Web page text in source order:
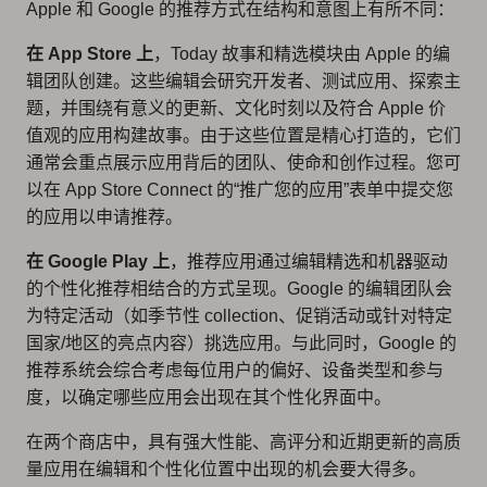
Apple 和 Google 的推荐方式在结构和意图上有所不同：
在 App Store 上 ，Today 故事和精选模块由 Apple 的编
辑团队创建。这些编辑会研究开发者、测试应用、探索主
题，并围绕有意义的更新、文化时刻以及符合 Apple 价
值观的应用构建故事。由于这些位置是精心打造的，它们
通常会重点展示应用背后的团队、使命和创作过程。您可
以在 App Store Connect 的“推广您的应用”表单中提交您
的应用以申请推荐。
在 Google Play 上 ，推荐应用通过编辑精选和机器驱动
的个性化推荐相结合的方式呈现。Google 的编辑团队会
为特定活动（如季节性 collection、促销活动或针对特定
国家/地区的亮点内容）挑选应用。与此同时，Google 的
推荐系统会综合考虑每位用户的偏好、设备类型和参与
度，以确定哪些应用会出现在其个性化界面中。
在两个商店中，具有强大性能、高评分和近期更新的高质
量应用在编辑和个性化位置中出现的机会要大得多。